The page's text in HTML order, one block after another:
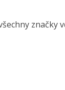
značky